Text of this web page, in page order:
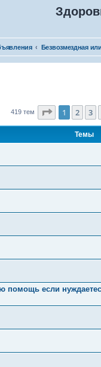
419 тем Страница
1 2 3
Темы
помощь если